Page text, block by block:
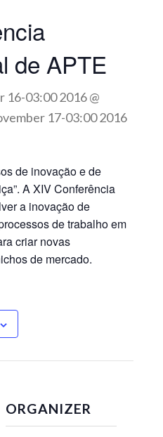
de APTE
16-03:00 2016 @
17-03:00 2016
de inovação e de
A XIV Conferência
a inovação de
de trabalho em
criar novas
de mercado.
ORGANIZER